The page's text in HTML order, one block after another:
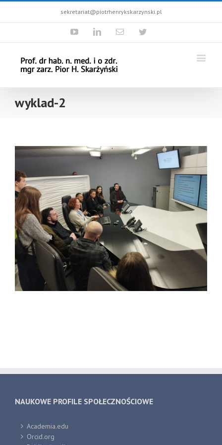
sekretariat@piotrhenrykskarzynski.pl
YoutubeLinkedinEmail Twitter
wyklad-2
NAUKOWE PROFILE SPOŁECZNOŚCIOWE
Academia.edu
Orcid.org